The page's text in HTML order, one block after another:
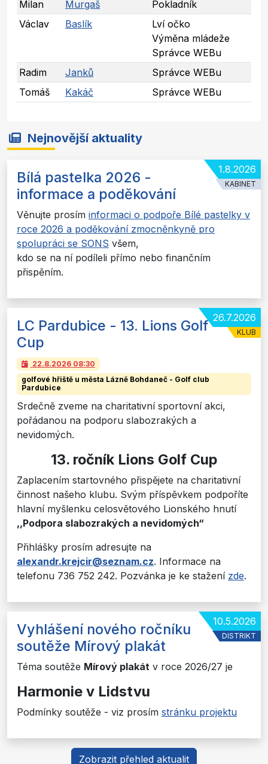
Milan
Murgaš
Pokladník
Václav
Baslík
Lví očko
Výměna mládeže
Správce WEBu
Radim
Janků
Správce WEBu
Tomáš
Kakáč Správce WEBu
Nejnovější aktuality
1.8.2026
KABINET
Bílá pastelka 2026 -
informace a poděkování
Věnujte prosím informaci o podpoře Bílé pastelky v
roce 2026 a poděkování zmocněnkyně pro
spolupráci se SONS všem,
kdo se na ní podíleli přímo nebo finančním
přispěním.
26.7.2026
KLUB
LC Pardubice - 13. Lions Golf
Cup
22.8.2026 08:30
golfové hřiště u města Lázně Bohdaneč - Golf club
Pardubice
Srdečně zveme na charitativní sportovní akci,
pořádanou na podporu slabozrakých a
nevidomých.
13. ročník Lions Golf Cup
Zaplacením startovného přispějete na charitativní
činnost našeho klubu. Svým příspěvkem podpoříte
hlavní myšlenku celosvětového Lionského hnutí
,,Podpora slabozrakých a nevidomých“
Přihlášky prosím adresujte na
alexandr.krejcir@seznam.cz. Informace na
telefonu 736 752 242. Pozvánka je ke stažení zde.
10.5.2026
DISTRIKT
Vyhlášení nového ročníku
soutěže Mírový plakát
Téma soutěže Mírový plakát v roce 2026/27 je
Harmonie v Lidstvu
Podmínky soutěže - viz prosím stránku projektu
Zobrazit přehled aktualit